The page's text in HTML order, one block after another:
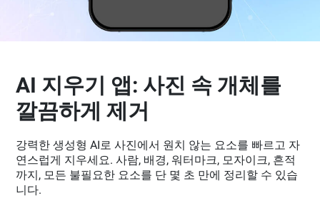
AI 지우기 앱: 사진 속 개체를
깔끔하게 제거
강력한 생성형 AI로 사진에서 원치 않는 요소를 빠르고 자
연스럽게 지우세요. 사람, 배경, 워터마크, 모자이크, 흔적
까지, 모든 불필요한 요소를 단 몇 초 만에 정리할 수 있습
니다.